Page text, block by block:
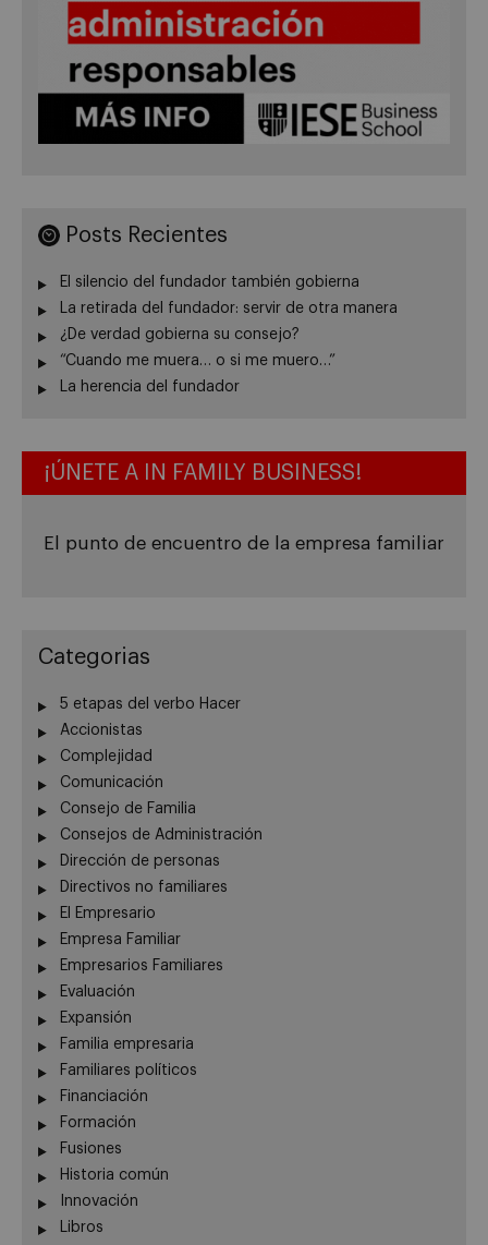
Posts Recientes
El silencio del fundador también gobierna
La retirada del fundador: servir de otra manera
¿De verdad gobierna su consejo?
“Cuando me muera… o si me muero…”
La herencia del fundador
¡ÚNETE A IN FAMILY BUSINESS!
El punto de encuentro de la empresa familiar
Categorias
5 etapas del verbo Hacer
Accionistas
Complejidad
Comunicación
Consejo de Familia
Consejos de Administración
Dirección de personas
Directivos no familiares
El Empresario
Empresa Familiar
Empresarios Familiares
Evaluación
Expansión
Familia empresaria
Familiares políticos
Financiación
Formación
Fusiones
Historia común
Innovación
Libros